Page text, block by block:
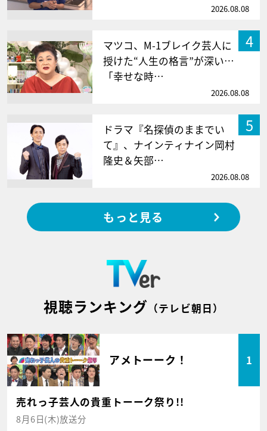
2026.08.08
4
マツコ、M-1ブレイク芸人に
授けた“人生の格言”が深い…
「幸せな時…
2026.08.08
5
ドラマ『名探偵のままでい
て』、ナインティナイン岡村
隆史＆矢部…
2026.08.08
もっと見る
視聴ランキング （テレビ朝日）
アメトーーク！ 1
売れっ子芸人の貴重トーーク祭り!!
8月6日(木)放送分